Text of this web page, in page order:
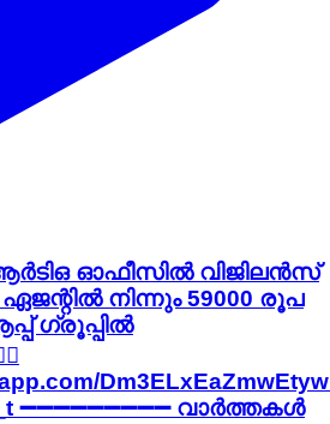
ഓഫീസിൽ വിജിലൻസ്
നിന്നും 59000 രൂപ
ഗ്രൂപ്പില്‍
വാർത്തകൾ